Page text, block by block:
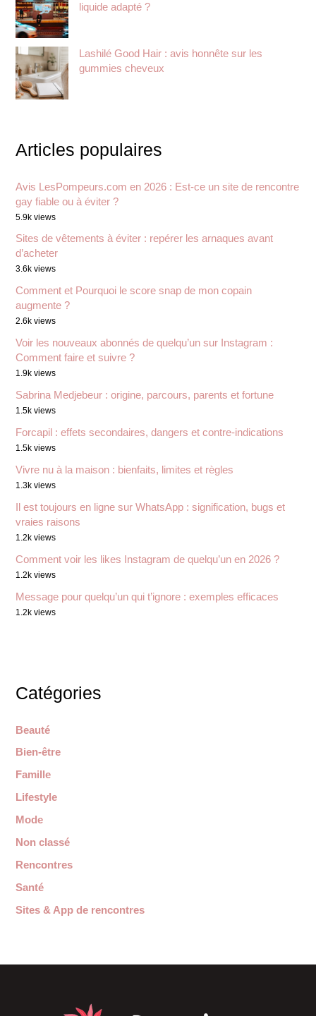
liquide adapté ?
Lashilé Good Hair : avis honnête sur les
gummies cheveux
Articles populaires
Avis LesPompeurs.com en 2026 : Est-ce un site de rencontre
gay fiable ou à éviter ?
5.9k views
Sites de vêtements à éviter : repérer les arnaques avant
d’acheter
3.6k views
Comment et Pourquoi le score snap de mon copain
augmente ?
2.6k views
Voir les nouveaux abonnés de quelqu’un sur Instagram :
Comment faire et suivre ?
1.9k views
Sabrina Medjebeur : origine, parcours, parents et fortune
1.5k views
Forcapil : effets secondaires, dangers et contre-indications
1.5k views
Vivre nu à la maison : bienfaits, limites et règles
1.3k views
Il est toujours en ligne sur WhatsApp : signification, bugs et
vraies raisons
1.2k views
Comment voir les likes Instagram de quelqu’un en 2026 ?
1.2k views
Message pour quelqu’un qui t’ignore : exemples efficaces
1.2k views
Catégories
Beauté
Bien-être
Famille
Lifestyle
Mode
Non classé
Rencontres
Santé
Sites & App de rencontres